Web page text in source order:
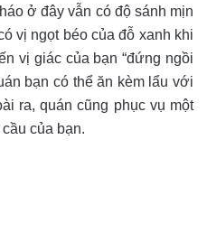
ở đây vẫn có độ sánh mịn
vị ngọt béo của đỗ xanh khi
vị giác của bạn “đứng ngồi
bạn có thể ăn kèm lẩu với
ra, quán cũng phục vụ một
của bạn.